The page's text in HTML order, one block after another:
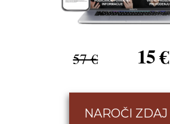
57 € 15 €
NAROČI ZDAJ